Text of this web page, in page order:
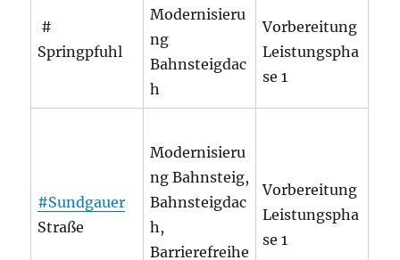
#
Springpfuhl
Modernisieru
ng
Bahnsteigdac
h
Vorbereitung
Leistungspha
se 1
#Sundgauer
Straße
Modernisieru
ng Bahnsteig,
Bahnsteigdac
h,
Barrierefreihe
Vorbereitung
Leistungspha
se 1